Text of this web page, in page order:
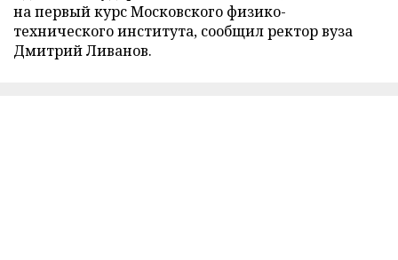
на первый курс Московского физико-
технического института, сообщил ректор вуза
Дмитрий Ливанов.